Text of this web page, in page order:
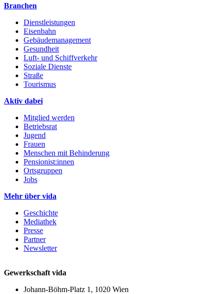
Branchen
Dienstleistungen
Eisenbahn
Gebäudemanagement
Gesundheit
Luft- und Schiffverkehr
Soziale Dienste
Straße
Tourismus
Aktiv dabei
Mitglied werden
Betriebsrat
Jugend
Frauen
Menschen mit Behinderung
Pensionist:innen
Ortsgruppen
Jobs
Mehr über vida
Geschichte
Mediathek
Presse
Partner
Newsletter
Gewerkschaft vida
Johann-Böhm-Platz 1, 1020 Wien